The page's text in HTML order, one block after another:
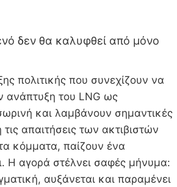
δεν θα καλυφθεί από μόνο
πολιτικής που συνεχίζουν να
ανάπτυξη του LNG ως
και λαμβάνουν σημαντικές
απαιτήσεις των ακτιβιστών
κόμματα, παίζουν ένα
Η αγορά στέλνει σαφές μήνυμα:
αυξάνεται και παραμένει